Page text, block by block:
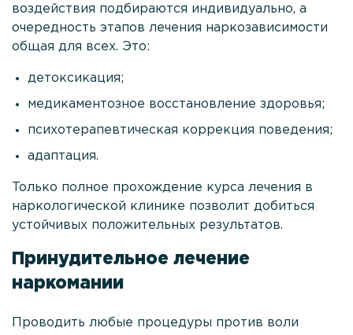
Родственникам
О клинике
Врачи
Статьи
Политика
конфиденциальности
Отзывы
Стоимость услуг
Услуги в области
Контакты
+7
воздействия подбираются индивидуально, а
очередность этапов лечения наркозависимости
общая для всех. Это:
детоксикация;
медикаментозное восстановление здоровья;
психотерапевтическая коррекция поведения;
адаптация.
Только полное прохождение курса лечения в
наркологической клинике позволит добиться
устойчивых положительных результатов.
Принудительное лечение
наркомании
Проводить любые процедуры против воли